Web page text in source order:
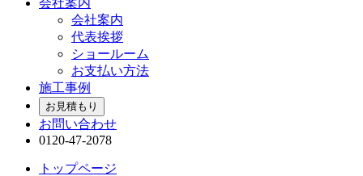
会社案内
会社案内
代表挨拶
ショールーム
お支払い方法
施工事例
お見積もり
お問い合わせ
0120-47-2078
トップページ